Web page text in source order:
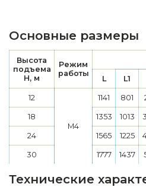
Основные размеры
Высота
подъема
H, м
Режим
работы
L L1
12
М4
1141 801
18 1353 1013
24 1565 1225
30 1777 1437
Технические